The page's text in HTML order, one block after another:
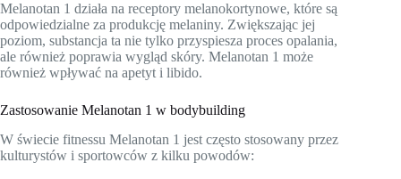
Melanotan 1 działa na receptory melanokortynowe, które są
odpowiedzialne za produkcję melaniny. Zwiększając jej
poziom, substancja ta nie tylko przyspiesza proces opalania,
ale również poprawia wygląd skóry. Melanotan 1 może
również wpływać na apetyt i libido.
Zastosowanie Melanotan 1 w bodybuilding
W świecie fitnessu Melanotan 1 jest często stosowany przez
kulturystów i sportowców z kilku powodów: